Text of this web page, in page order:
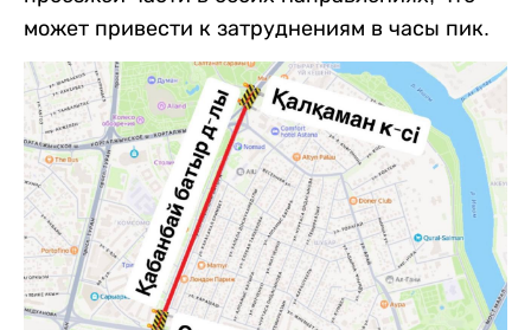
может привести к затруднениям в часы пик.